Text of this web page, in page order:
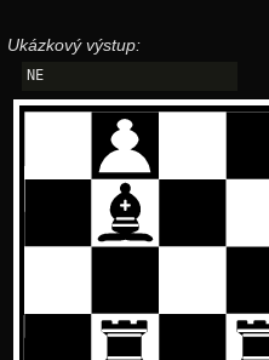
Ukázkový výstup:
NE